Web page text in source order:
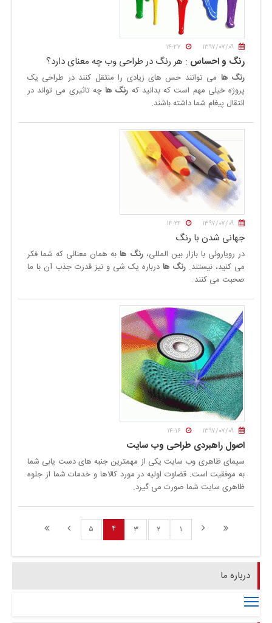
۱۳۹۷/۰۷/۰۹ ۱۴:۲۷
رنگ و احساس : هر رنگ در طراحی وب چه معنای دارد؟
رنگ ها می توانند حس های زیادی را منتقل کنند در طراحی یک
پروژه خیلی مهم است که بدانید که رنگ ها چه تاثیری می تواند در
انتقال پیغام شما داشته باشند.
۱۳۹۷/۰۷/۰۹ ۱۴:۲۴
جهانی شدن با رنگ
در رویاروئی با بازار بین المللی،رنگ ها به همان معنائی که شما فکر
می کنید، نیستند. رنگ ها درباره یک شی و نیز قدرت جذب آن با ما
صحبت می کنند.
۱۳۹۷/۰۷/۰۹ ۱۴:۱۶
اصول راهبردی طراحی وب سایت
سیمای ظاهری وب سایت یکی از مهمترین جنبه های دست یابی شما
به موفقیت است. قضاوت اولیه در مورد کالاها و خدمات شما از جلوه
ظاهری سایت شما صورت می گیرد.
۱ ۲ ۳ ۴ ۵
درباره ما